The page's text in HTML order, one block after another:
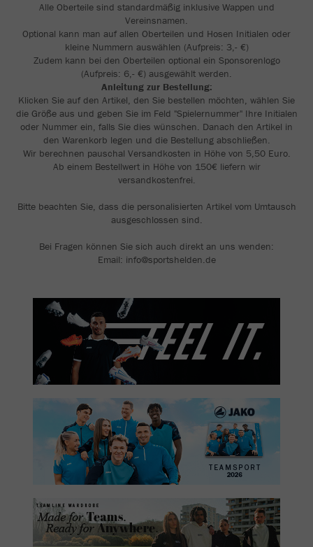
Alle Oberteile sind standardmäßig inklusive Wappen und
Vereinsnamen.
Optional kann man auf allen Oberteilen und Hosen Initialen oder
kleine Nummern auswählen (Aufpreis: 3,- €)
Zudem kann bei den Oberteilen optional ein Sponsorenlogo
(Aufpreis: 6,- €) ausgewählt werden.
Anleitung zur Bestellung:
Klicken Sie auf den Artikel, den Sie bestellen möchten, wählen Sie
die Größe aus und geben Sie im Feld "Spielernummer" Ihre Initialen
oder Nummer ein, falls Sie dies wünschen. Danach den Artikel in
den Warenkorb legen und die Bestellung abschließen.
Wir berechnen pauschal Versandkosten in Höhe von 5,50 Euro.
Ab einem Bestellwert in Höhe von 150€ liefern wir
versandkostenfrei.
Bitte beachten Sie, dass die personalisierten Artikel vom Umtausch
ausgeschlossen sind.
Bei Fragen können Sie sich auch direkt an uns wenden:
Email: info@sportshelden.de